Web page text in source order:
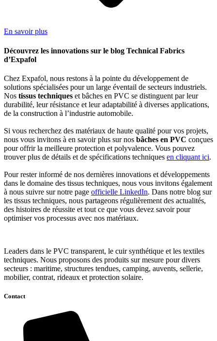
En savoir plus
Découvrez les innovations sur le blog Technical Fabrics
d’Expafol
Chez Expafol, nous restons à la pointe du développement de
solutions spécialisées pour un large éventail de secteurs industriels.
Nos tissus techniques et bâches en PVC se distinguent par leur
durabilité, leur résistance et leur adaptabilité à diverses applications,
de la construction à l’industrie automobile.
Si vous recherchez des matériaux de haute qualité pour vos projets,
nous vous invitons à en savoir plus sur nos bâches en PVC conçues
pour offrir la meilleure protection et polyvalence. Vous pouvez
trouver plus de détails et de spécifications techniques en cliquant ici.
Pour rester informé de nos dernières innovations et développements
dans le domaine des tissus techniques, nous vous invitons également
à nous suivre sur notre page officielle LinkedIn. Dans notre blog sur
les tissus techniques, nous partageons régulièrement des actualités,
des histoires de réussite et tout ce que vous devez savoir pour
optimiser vos processus avec nos matériaux.
Leaders dans le PVC transparent, le cuir synthétique et les textiles
techniques. Nous proposons des produits sur mesure pour divers
secteurs : maritime, structures tendues, camping, auvents, sellerie,
mobilier, contrat, rideaux et protection solaire.
Contact